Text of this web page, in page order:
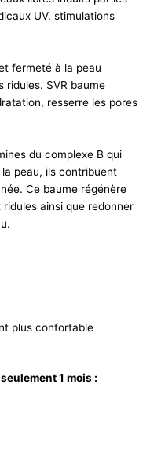
UV, stimulations
fermeté à la peau
ridules. SVR baume
resserre les pores
du complexe B qui
peau, ils contribuent
Ce baume régénère
ainsi que redonner
plus confortable
1 mois :